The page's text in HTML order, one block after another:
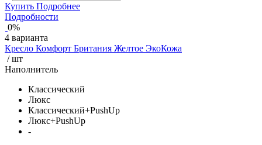
Купить Подробнее
Подробности
0%
4 варианта
Кресло Комфорт Британия Желтое ЭкоКожа
/ шт
Наполнитель
Классический
Люкс
Классический+PushUp
Люкс+PushUp
-